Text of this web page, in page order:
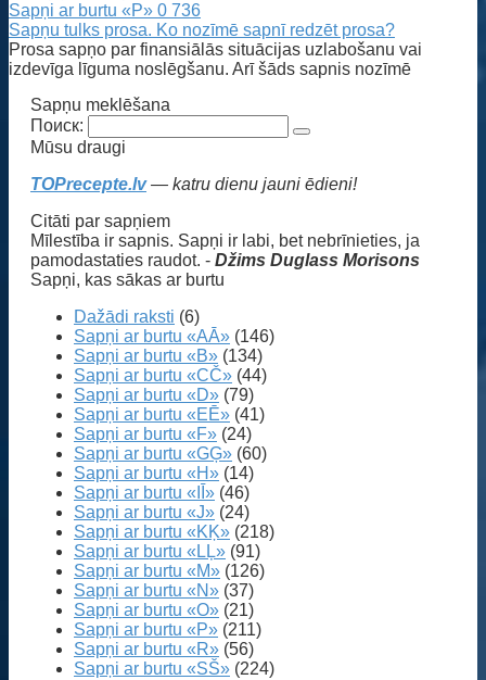
Sapņi ar burtu «P» 0 736
Sapņu tulks prosa. Ko nozīmē sapnī redzēt prosa?
Prosa sapņo par finansiālās situācijas uzlabošanu vai
izdevīga līguma noslēgšanu. Arī šāds sapnis nozīmē
Sapņu meklēšana
Поиск:
Mūsu draugi
TOPrecepte.lv— katru dienu jauni ēdieni!
Citāti par sapņiem
Mīlestība ir sapnis. Sapņi ir labi, bet nebrīnieties, ja
pamodastaties raudot. - Džims Duglass Morisons
Sapņi, kas sākas ar burtu
Dažādi raksti (6)
Sapņi ar burtu «AĀ» (146)
Sapņi ar burtu «B» (134)
Sapņi ar burtu «CČ» (44)
Sapņi ar burtu «D» (79)
Sapņi ar burtu «EĒ» (41)
Sapņi ar burtu «F» (24)
Sapņi ar burtu «GĢ» (60)
Sapņi ar burtu «H» (14)
Sapņi ar burtu «IĪ» (46)
Sapņi ar burtu «J» (24)
Sapņi ar burtu «KĶ» (218)
Sapņi ar burtu «LĻ» (91)
Sapņi ar burtu «M» (126)
Sapņi ar burtu «N» (37)
Sapņi ar burtu «O» (21)
Sapņi ar burtu «P» (211)
Sapņi ar burtu «R» (56)
Sapņi ar burtu «SŠ» (224)